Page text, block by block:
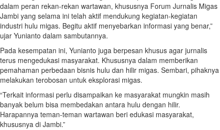
dalam peran rekan-rekan wartawan, khususnya Forum Jurnalis Migas
Jambi yang selama ini telah aktif mendukung kegiatan-kegiatan
industri hulu migas. Begitu aktif menyebarkan informasi yang benar,”
ujar Yunianto dalam sambutannya.
Pada kesempatan ini, Yunianto juga berpesan khusus agar jurnalis
terus mengedukasi masyarakat. Khususnya dalam memberikan
pemahaman perbedaan bisnis hulu dan hilir migas. Sembari, pihaknya
melakukan terobosan untuk eksplorasi migas.
“Terkait informasi perlu disampaikan ke masyarakat mungkin masih
banyak belum bisa membedakan antara hulu dengan hilir.
Harapannya teman-teman wartawan beri edukasi masyarakat,
khususnya di Jambi.”